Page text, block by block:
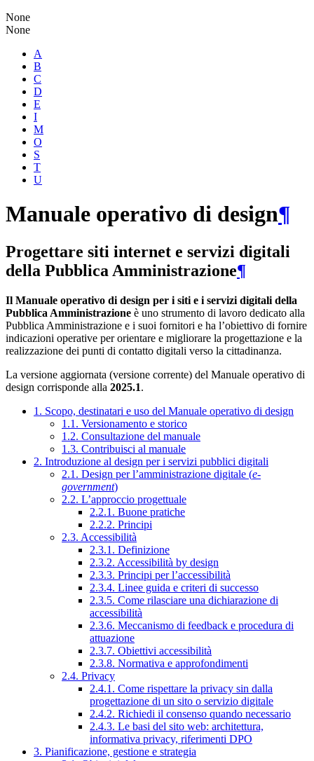
None
None
A
B
C
D
E
I
M
O
S
T
U
Manuale operativo di design¶
Progettare siti internet e servizi digitali
della Pubblica Amministrazione¶
Il Manuale operativo di design per i siti e i servizi digitali della
Pubblica Amministrazione è uno strumento di lavoro dedicato alla
Pubblica Amministrazione e i suoi fornitori e ha l’obiettivo di fornire
indicazioni operative per orientare e migliorare la progettazione e la
realizzazione dei punti di contatto digitali verso la cittadinanza.
La versione aggiornata (versione corrente) del Manuale operativo di
design corrisponde alla 2025.1.
1. Scopo, destinatari e uso del Manuale operativo di design
1.1. Versionamento e storico
1.2. Consultazione del manuale
1.3. Contribuisci al manuale
2. Introduzione al design per i servizi pubblici digitali
2.1. Design per l’amministrazione digitale (e-
government)
2.2. L’approccio progettuale
2.2.1. Buone pratiche
2.2.2. Principi
2.3. Accessibilità
2.3.1. Definizione
2.3.2. Accessibilità by design
2.3.3. Principi per l’accessibilità
2.3.4. Linee guida e criteri di successo
2.3.5. Come rilasciare una dichiarazione di
accessibilità
2.3.6. Meccanismo di feedback e procedura di
attuazione
2.3.7. Obiettivi accessibilità
2.3.8. Normativa e approfondimenti
2.4. Privacy
2.4.1. Come rispettare la privacy sin dalla
progettazione di un sito o servizio digitale
2.4.2. Richiedi il consenso quando necessario
2.4.3. Le basi del sito web: architettura,
informativa privacy, riferimenti DPO
3. Pianificazione, gestione e strategia